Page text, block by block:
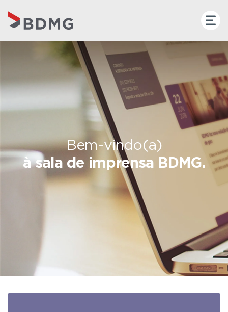
Bem-vindo(a)
à sala de imprensa BDMG.